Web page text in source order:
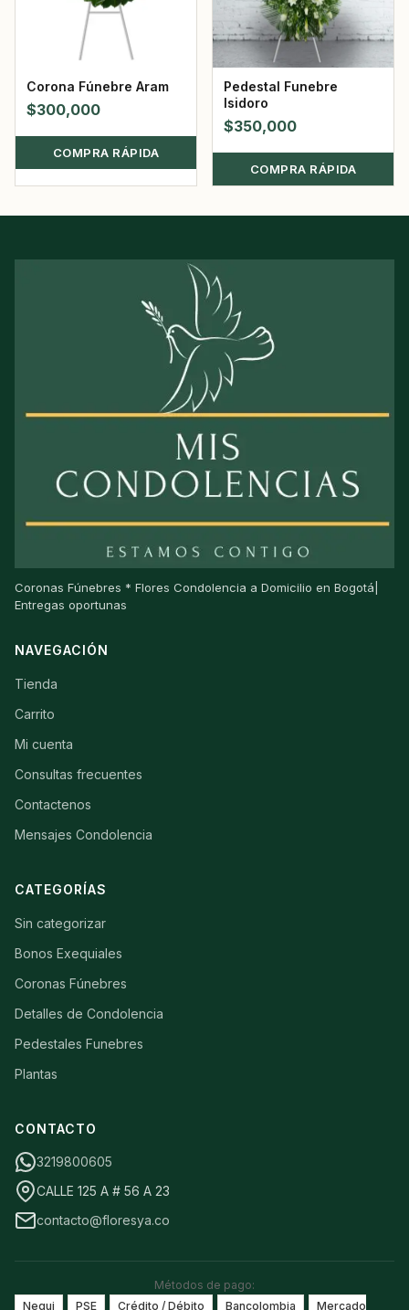
Corona Fúnebre Aram
$300,000
COMPRA RÁPIDA
Pedestal Funebre
Isidoro
$350,000
COMPRA RÁPIDA
Coronas Fúnebres * Flores Condolencia a Domicilio en Bogotá|
Entregas oportunas
NAVEGACIÓN
Tienda
Carrito
Mi cuenta
Consultas frecuentes
Contactenos
Mensajes Condolencia
CATEGORÍAS
Sin categorizar
Bonos Exequiales
Coronas Fúnebres
Detalles de Condolencia
Pedestales Funebres
Plantas
CONTACTO
3219800605
CALLE 125 A # 56 A 23
contacto@floresya.co
Métodos de pago:
Nequi
PSE Crédito / Débito Bancolombia Mercado